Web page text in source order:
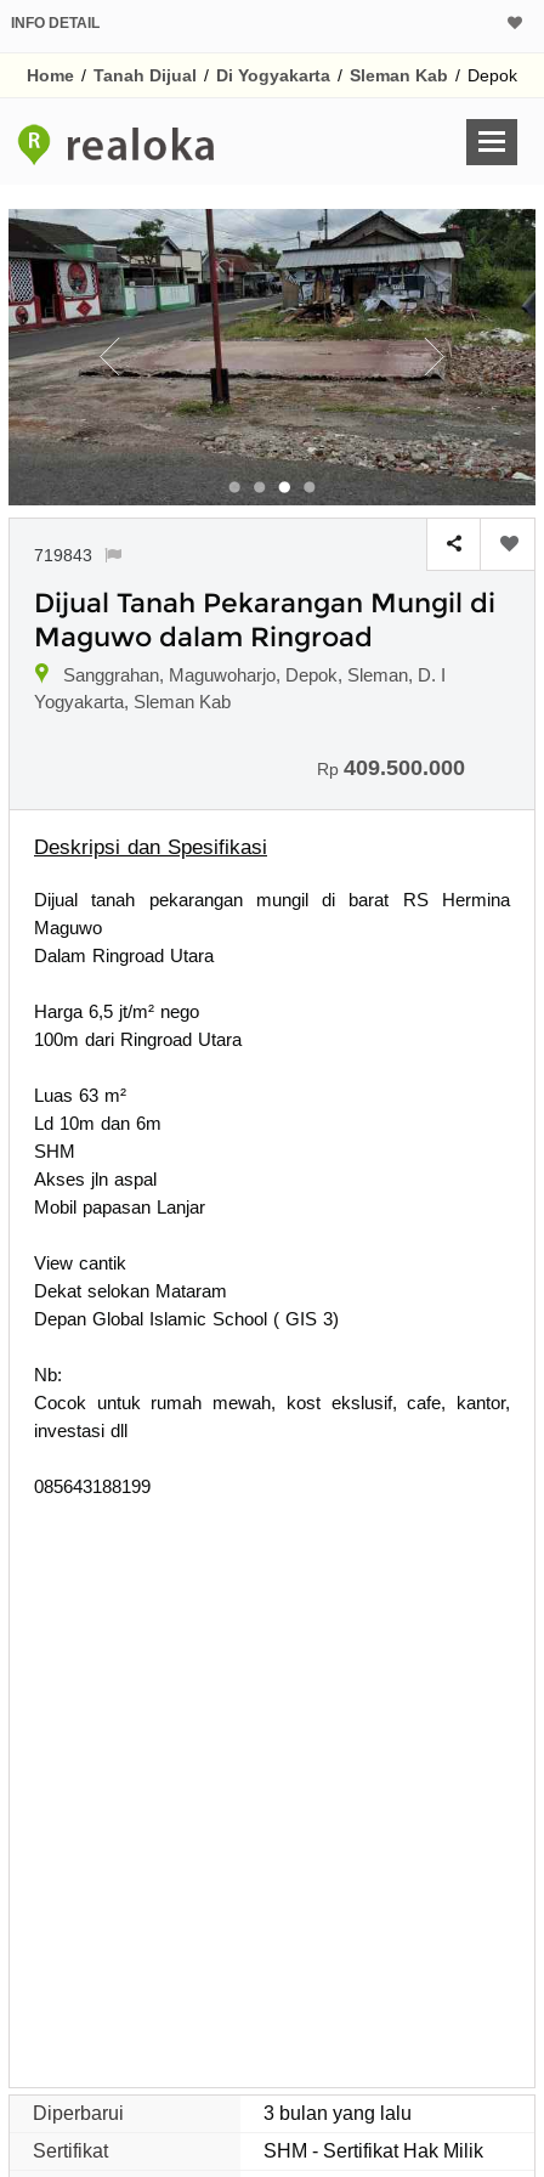
INFO DETAIL
Home / Tanah Dijual / Di Yogyakarta / Sleman Kab / Depok
719843
Dijual Tanah Pekarangan Mungil di
Maguwo dalam Ringroad
Sanggrahan, Maguwoharjo, Depok, Sleman, D. I
Yogyakarta, Sleman Kab
Rp 409.500.000
Deskripsi dan Spesifikasi
Dijual tanah pekarangan mungil di barat RS Hermina
Maguwo
Dalam Ringroad Utara
Harga 6,5 jt/m² nego
100m dari Ringroad Utara
Luas 63 m²
Ld 10m dan 6m
SHM
Akses jln aspal
Mobil papasan Lanjar
View cantik
Dekat selokan Mataram
Depan Global Islamic School ( GIS 3)
Nb:
Cocok untuk rumah mewah, kost ekslusif, cafe, kantor,
investasi dll
085643188199
Diperbarui
3 bulan yang lalu
Sertifikat
SHM - Sertifikat Hak Milik
Untuk hasil simulasi
pada kotak-
Simpan